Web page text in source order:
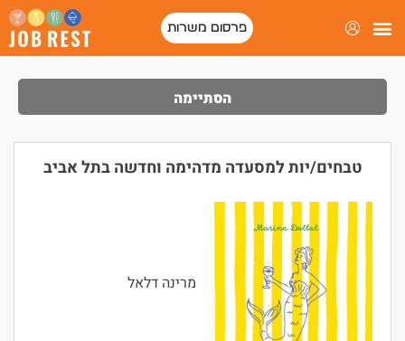
פרסום משרות
הסתיימה
טבחים/יות למסעדה מדהימה וחדשה בתל אביב
מרינה דלאל